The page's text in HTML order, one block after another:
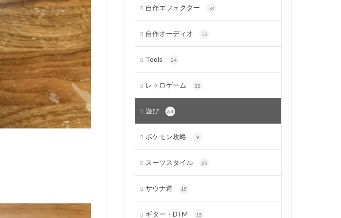
自作エフェクター 53
自作オーディオ 15
Tools 24
レトロゲーム 22
遊び 64
ポケモン攻略 9
スーツスタイル 25
サウナ道 15
ギター・DTM 15